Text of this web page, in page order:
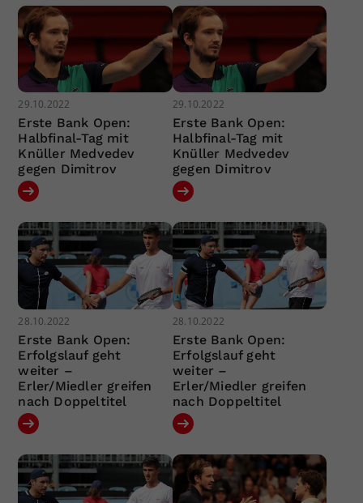
29.10.2022
Erste Bank Open:
Halbfinal-Tag mit
Knüller Medvedev
gegen Dimitrov
29.10.2022
Erste Bank Open:
Halbfinal-Tag mit
Knüller Medvedev
gegen Dimitrov
28.10.2022
Erste Bank Open:
Erfolgslauf geht
weiter –
Erler/Miedler greifen
nach Doppeltitel
28.10.2022
Erste Bank Open:
Erfolgslauf geht
weiter –
Erler/Miedler greifen
nach Doppeltitel